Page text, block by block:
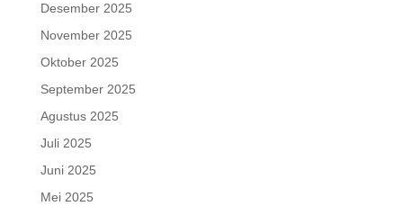
Desember 2025
November 2025
Oktober 2025
September 2025
Agustus 2025
Juli 2025
Juni 2025
Mei 2025